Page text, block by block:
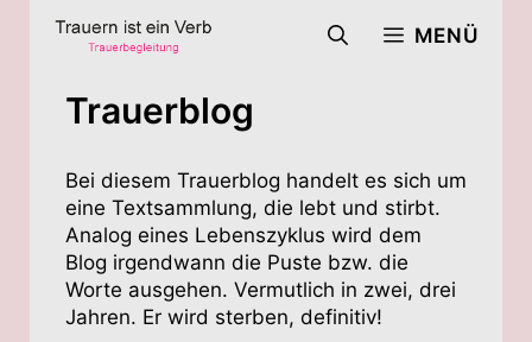
MENÜ
Trauerblog
Bei diesem Trauerblog handelt es sich um
eine Textsammlung, die lebt und stirbt.
Analog eines Lebenszyklus wird dem
Blog irgendwann die Puste bzw. die
Worte ausgehen. Vermutlich in zwei, drei
Jahren. Er wird sterben, definitiv!